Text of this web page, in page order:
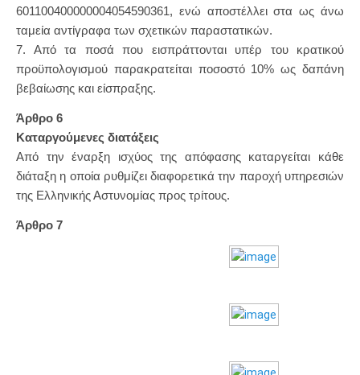
601100400000004054590361, ενώ αποστέλλει στα ως άνω
ταμεία αντίγραφα των σχετικών παραστατικών.
7. Από τα ποσά που εισπράττονται υπέρ του κρατικού
προϋπολογισμού παρακρατείται ποσοστό 10% ως δαπάνη
βεβαίωσης και είσπραξης.
Άρθρο 6
Καταργούμενες διατάξεις
Από την έναρξη ισχύος της απόφασης καταργείται κάθε
διάταξη η οποία ρυθμίζει διαφορετικά την παροχή υπηρεσιών
της Ελληνικής Αστυνομίας προς τρίτους.
Άρθρο 7